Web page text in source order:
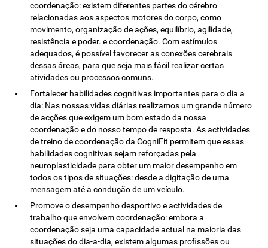
coordenação: existem diferentes partes do cérebro
relacionadas aos aspectos motores do corpo, como
movimento, organização de ações, equilíbrio, agilidade,
resistência e poder. e coordenação. Com estímulos
adequados, é possível favorecer as conexões cerebrais
dessas áreas, para que seja mais fácil realizar certas
atividades ou processos comuns.
Fortalecer habilidades cognitivas importantes para o dia a
dia: Nas nossas vidas diárias realizamos um grande número
de acções que exigem um bom estado da nossa
coordenação e do nosso tempo de resposta. As actividades
de treino de coordenação da CogniFit permitem que essas
habilidades cognitivas sejam reforçadas pela
neuroplasticidade para obter um maior desempenho em
todos os tipos de situações: desde a digitação de uma
mensagem até a condução de um veículo.
Promove o desempenho desportivo e actividades de
trabalho que envolvem coordenação: embora a
coordenação seja uma capacidade actual na maioria das
situações do dia-a-dia, existem algumas profissões ou